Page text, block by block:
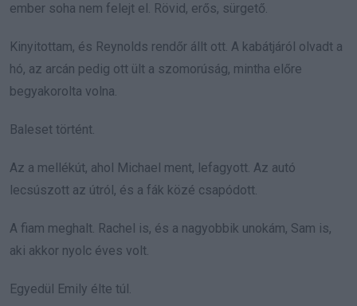
ember soha nem felejt el. Rövid, erős, sürgető.
Kinyitottam, és Reynolds rendőr állt ott. A kabátjáról olvadt a
hó, az arcán pedig ott ült a szomorúság, mintha előre
begyakorolta volna.
Baleset történt.
Az a mellékút, ahol Michael ment, lefagyott. Az autó
lecsúszott az útról, és a fák közé csapódott.
A fiam meghalt. Rachel is, és a nagyobbik unokám, Sam is,
aki akkor nyolc éves volt.
Egyedül Emily élte túl.